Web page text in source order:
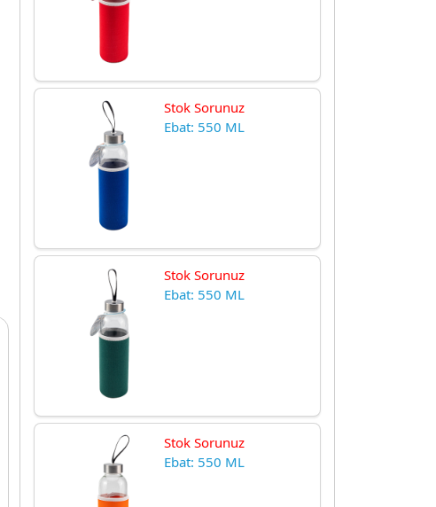
Stok Sorunuz
Ebat: 550 ML
Stok Sorunuz
Ebat: 550 ML
Stok Sorunuz
Ebat: 550 ML